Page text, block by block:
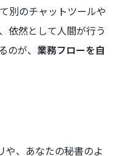
別のチャットツールや
依然として人間が行う
のが、 業務フローを自
や、あなたの秘書のよ